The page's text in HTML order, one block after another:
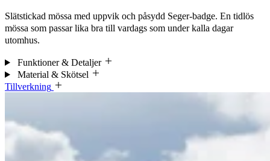
Slätstickad mössa med uppvik och påsydd Seger-badge. En tidlös
mössa som passar lika bra till vardags som under kalla dagar
utomhus.
Funktioner & Detaljer
Material & Skötsel
Tillverkning